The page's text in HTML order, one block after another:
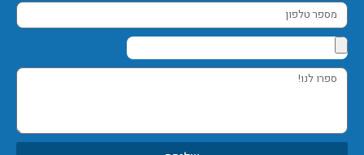
מספר
טלפון
ספרו